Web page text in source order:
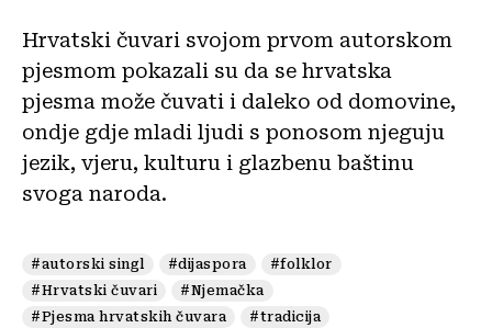
Hrvatski čuvari svojom prvom autorskom
pjesmom pokazali su da se hrvatska
pjesma može čuvati i daleko od domovine,
ondje gdje mladi ljudi s ponosom njeguju
jezik, vjeru, kulturu i glazbenu baštinu
svoga naroda.
#autorski singl #dijaspora
#folklor
#Hrvatski čuvari
#Njemačka
#Pjesma hrvatskih čuvara
#tradicija